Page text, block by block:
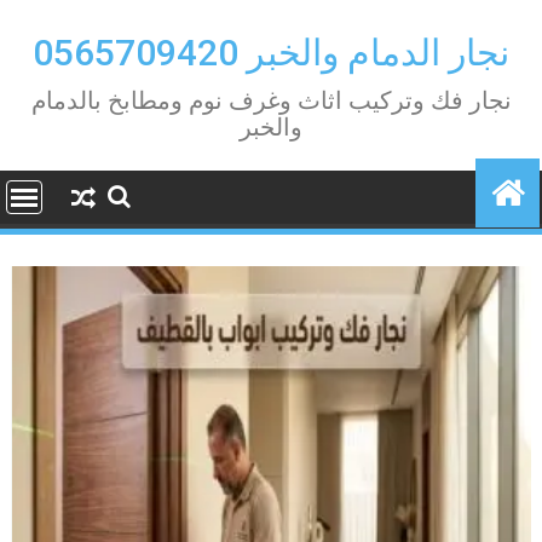
contentنجار الدمام والخبر 0565709420
نجار فك وتركيب اثاث وغرف نوم ومطابخ بالدمام
والخبر